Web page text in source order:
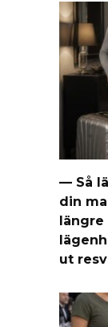
— Så
din
längre
ut